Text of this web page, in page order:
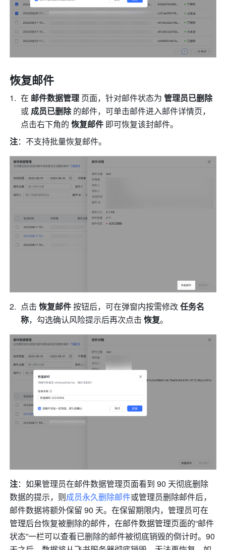
恢复邮件
在 邮件数据管理 页面，针对邮件状态为
管理员已删除
或 成员已删除 的邮件，可单击邮件进入邮件详情页，
点击右下角的 恢复邮件 即可恢复该封邮件。
注：不支持批量恢复邮件。
点击 恢复邮件 按钮后，可在弹窗内按需修改 任务名
称，勾选确认风险提示后再次点击 恢复。
注：如果管理员在邮件数据管理页面看到 90 天彻底删除
数据的提示，则成员永久删除邮件或管理员删除邮件后，
邮件数据将额外保留 90 天。在保留期限内，管理员可在
管理后台恢复被删除的邮件，在邮件数据管理页面的“邮件
状态”一栏可以查看已删除的邮件被彻底销毁的倒计时。90